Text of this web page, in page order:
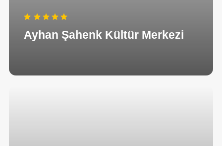
Ayhan Şahenk Kültür Merkezi